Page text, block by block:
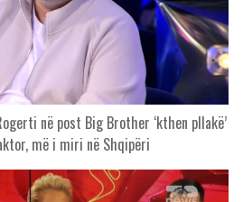
në post Big Brother ‘kthen pllakë’
më i miri në Shqipëri